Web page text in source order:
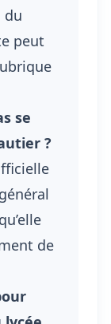
du
peut
se
?
de